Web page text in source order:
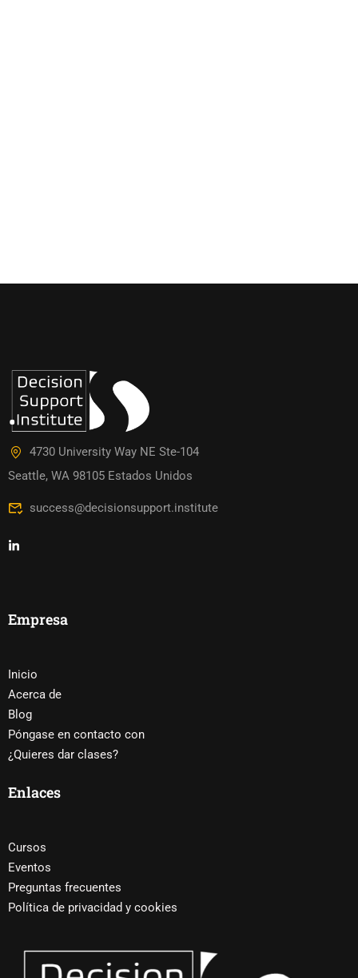
4730 University Way NE Ste-104
Seattle, WA 98105 Estados Unidos
success@decisionsupport.institute
Empresa
Inicio
Acerca de
Blog
Póngase en contacto con
¿Quieres dar clases?
Enlaces
Cursos
Eventos
Preguntas frecuentes
Política de privacidad y cookies